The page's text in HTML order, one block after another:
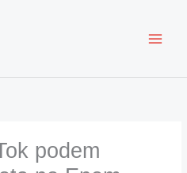
podem